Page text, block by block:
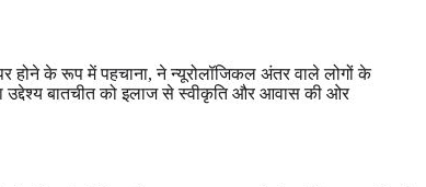
होने के रूप में पहचाना, ने न्यूरोलॉजिकल अंतर वाले लोगों के
बातचीत को इलाज से स्वीकृति और आवास की ओर